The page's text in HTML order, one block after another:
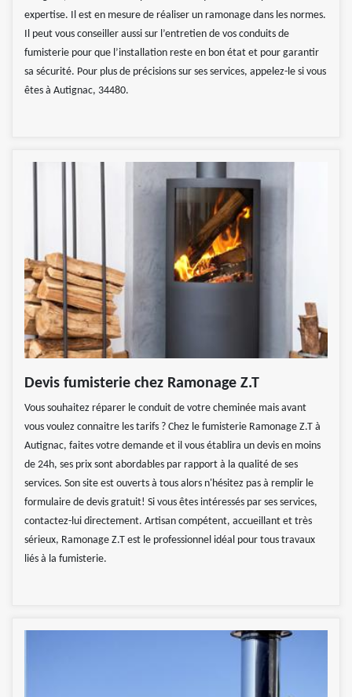
expertise. Il est en mesure de réaliser un ramonage dans les normes.
Il peut vous conseiller aussi sur l’entretien de vos conduits de
fumisterie pour que l’installation reste en bon état et pour garantir
sa sécurité. Pour plus de précisions sur ses services, appelez-le si vous
êtes à Autignac, 34480.
Devis fumisterie chez Ramonage Z.T
Vous souhaitez réparer le conduit de votre cheminée mais avant
vous voulez connaitre les tarifs ? Chez le fumisterie Ramonage Z.T à
Autignac, faites votre demande et il vous établira un devis en moins
de 24h, ses prix sont abordables par rapport à la qualité de ses
services. Son site est ouverts à tous alors n'hésitez pas à remplir le
formulaire de devis gratuit! Si vous êtes intéressés par ses services,
contactez-lui directement. Artisan compétent, accueillant et très
sérieux, Ramonage Z.T est le professionnel idéal pour tous travaux
liés à la fumisterie.